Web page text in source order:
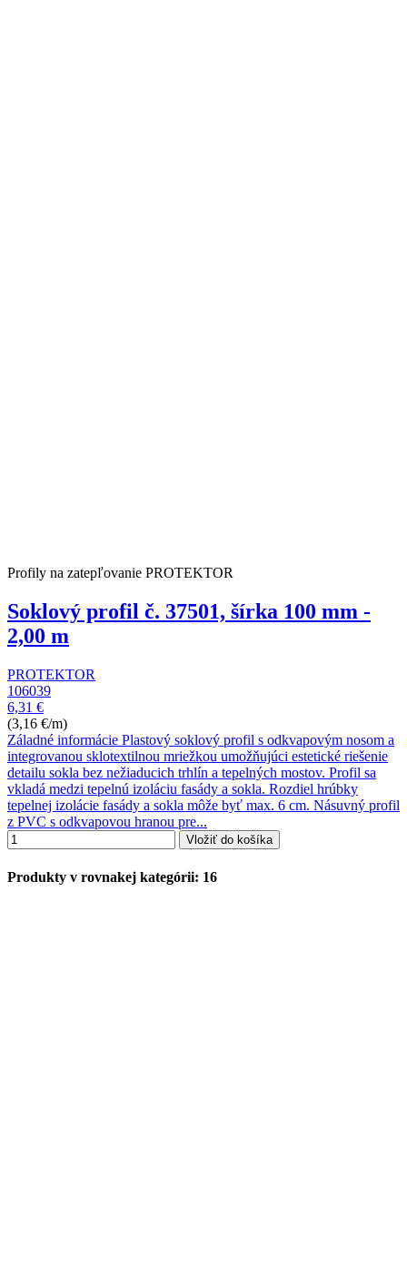
Profily na zatepľovanie PROTEKTOR
Soklový profil č. 37501, šírka 100 mm -
2,00 m
PROTEKTOR
106039
6,31 €
(3,16 €/m)
Záladné informácie Plastový soklový profil s odkvapovým nosom a
integrovanou sklotextilnou mriežkou umožňujúci estetické riešenie
detailu sokla bez nežiaducich trhlín a tepelných mostov. Profil sa
vkladá medzi tepelnú izoláciu fasády a sokla. Rozdiel hrúbky
tepelnej izolácie fasády a sokla môže byť max. 6 cm. Násuvný profil
z PVC s odkvapovou hranou pre...
Vložiť do košíka
Produkty v rovnakej kategórii: 16